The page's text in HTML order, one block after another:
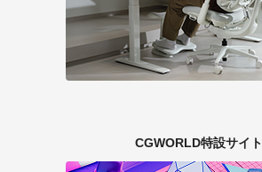
CGWORLD特設サイト